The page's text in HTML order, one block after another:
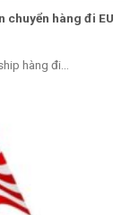
chuyển hàng đi EU
hàng đi...